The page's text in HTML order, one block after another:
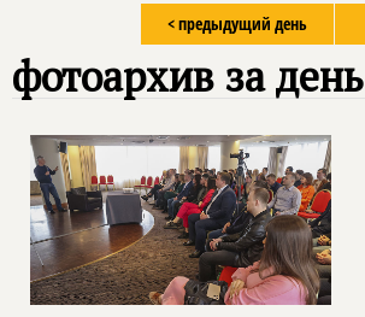
< предыдущий день
фотоархив за день